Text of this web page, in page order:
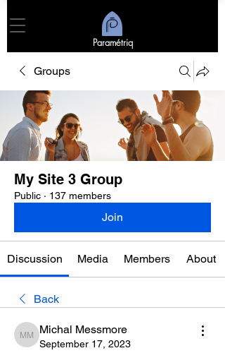
Paramétriq
Groups
My Site 3 Group
Public · 137 members
Join
Discussion Media Members About
Back
Michal Messmore
Michal Messmore
September 17, 2023